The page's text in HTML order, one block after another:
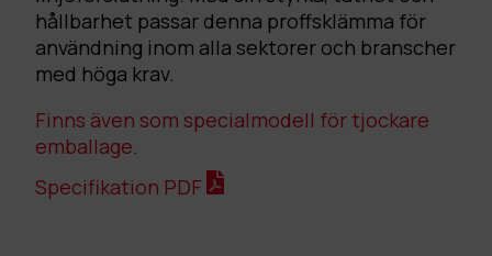
hållbarhet passar denna proffsklämma för
användning inom alla sektorer och branscher
med höga krav.
Finns även som specialmodell för tjockare
emballage.
Specifikation PDF